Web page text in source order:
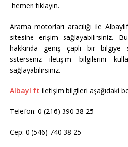
hemen tıklayın.
Arama motorları aracılığı ile
sitesine erişim sağlayabilirsiniz.
hakkında geniş çaplı bir bilgiye
ssterseniz iletişim bilgilerini
sağlayabilirsiniz.
Albaylift iletişim bilgileri aşağıdaki
Telefon: 0 (216) 390 38 25
Cep: 0 (546) 740 38 25